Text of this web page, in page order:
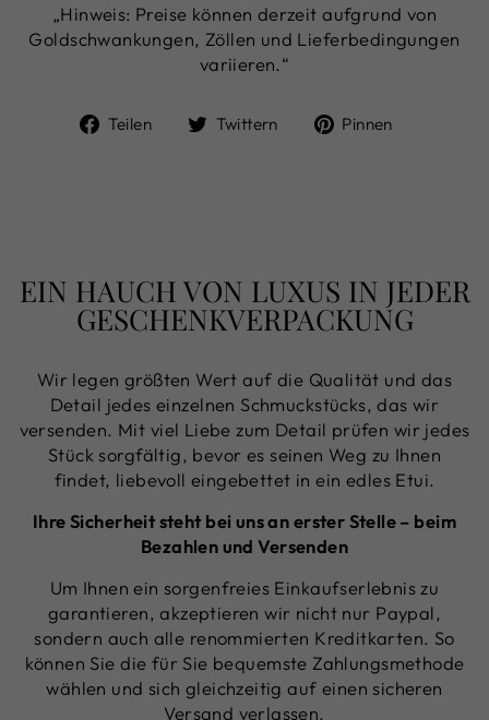
„Hinweis: Preise können derzeit aufgrund von
Goldschwankungen, Zöllen und Lieferbedingungen
variieren.“
Teilen
Auf
Twittern
Auf
Pinnen
EIN HAUCH VON LUXUS IN JEDER
GESCHENKVERPACKUNG
Wir legen größten Wert auf die Qualität und das
Detail jedes einzelnen Schmuckstücks, das wir
versenden. Mit viel Liebe zum Detail prüfen wir jedes
Stück sorgfältig, bevor es seinen Weg zu Ihnen
findet, liebevoll eingebettet in ein edles Etui.
Ihre Sicherheit steht bei uns an erster Stelle – beim
Bezahlen und Versenden
Um Ihnen ein sorgenfreies Einkaufserlebnis zu
garantieren, akzeptieren wir nicht nur Paypal,
sondern auch alle renommierten Kreditkarten. So
können Sie die für Sie bequemste Zahlungsmethode
wählen und sich gleichzeitig auf einen sicheren
Versand verlassen.